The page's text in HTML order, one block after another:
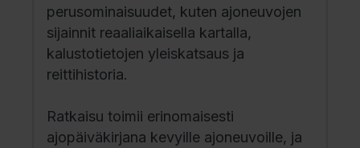
perusominaisuudet, kuten ajoneuvojen
sijainnit reaaliaikaisella kartalla,
kalustotietojen yleiskatsaus ja
reittihistoria.
Ratkaisu toimii erinomaisesti
ajopäiväkirjana kevyille ajoneuvoille, ja